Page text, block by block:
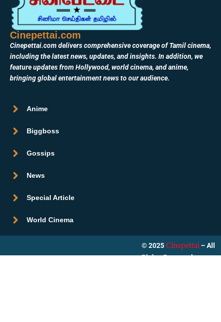
Cinepettai.com
Cinepettai.com delivers comprehensive coverage of Tamil cinema,
including the latest news, updates, and insights. In addition, we
feature updates from Hollywood, world cinema, and anime,
bringing global entertainment news to our audience.
Anime
Biggboss
Gossips
News
Special Article
World Cinema
© 2025 Cinepettai – All
Rights Reserved